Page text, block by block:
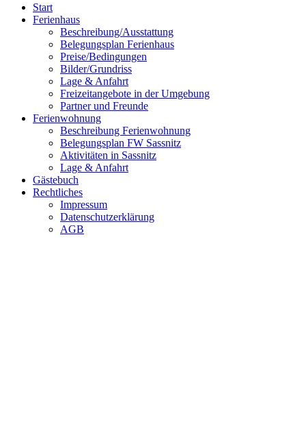
Start
Ferienhaus
Beschreibung/Ausstattung
Belegungsplan Ferienhaus
Preise/Bedingungen
Bilder/Grundriss
Lage & Anfahrt
Freizeitangebote in der Umgebung
Partner und Freunde
Ferienwohnung
Beschreibung Ferienwohnung
Belegungsplan FW Sassnitz
Aktivitäten in Sassnitz
Lage & Anfahrt
Gästebuch
Rechtliches
Impressum
Datenschutzerklärung
AGB